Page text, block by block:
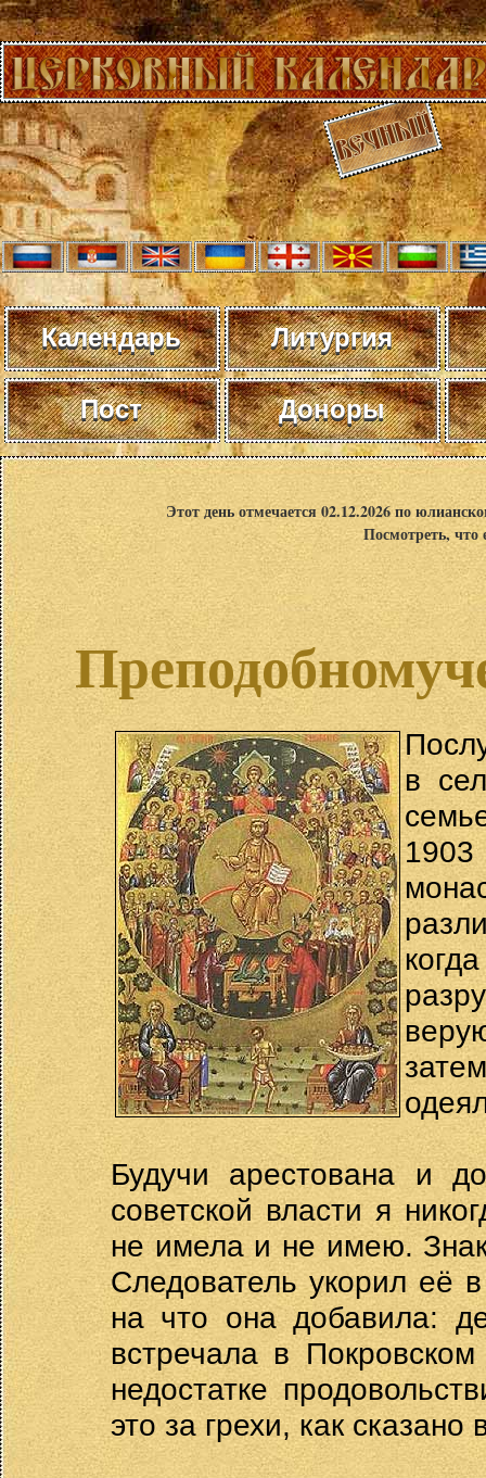
Календарь Литургия
Пост Доноры
Этот день отмечается 02.12.2026 по
Посмотреть,
в
Будучи арестована и
советской власти я
не имела и не имею.
Следователь укорил её
на что она добавила:
встречала в
недостатке
это за грехи, как